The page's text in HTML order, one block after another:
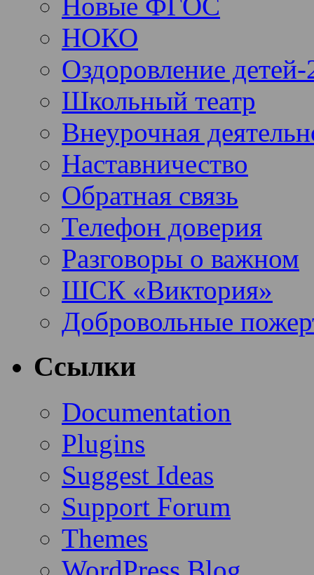
НОКО
Оздоровление
Школьный театр
Внеурочная
Наставничество
Обратная связь
Телефон доверия
Разговоры о важном
ШСК «Виктория»
Добровольные
Ссылки
Documentation
Plugins
Suggest Ideas
Support Forum
Themes